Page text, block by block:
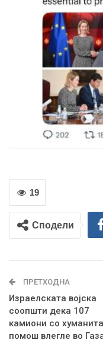
19
Сподели
ПРЕТХОДНА
Израелската војска
соопшти дека 107
камиони со
помош влегле во